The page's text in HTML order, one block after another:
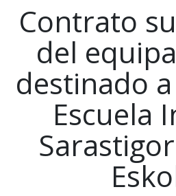
Contrato
del
destinado
Escuela